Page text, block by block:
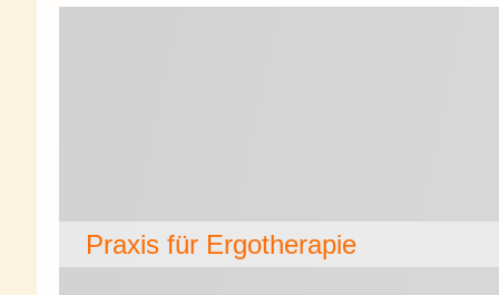
Praxis für